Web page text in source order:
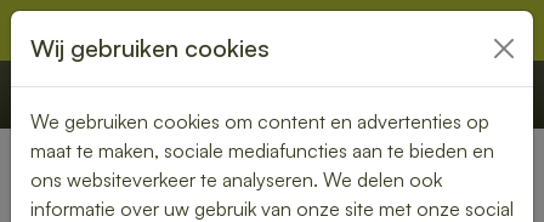
€ 0,00 Offerte Bestellen
Nederland» Wessem
Wij gebruiken cookies
We gebruiken cookies om content en advertenties op
maat te maken, sociale mediafuncties aan te bieden en
ons websiteverkeer te analyseren. We delen ook
informatie over uw gebruik van onze site met onze social